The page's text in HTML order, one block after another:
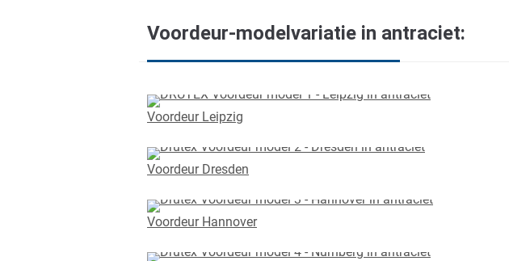
Voordeur-modelvariatie in antraciet:
Voordeur Leipzig
Voordeur Dresden
Voordeur Hannover